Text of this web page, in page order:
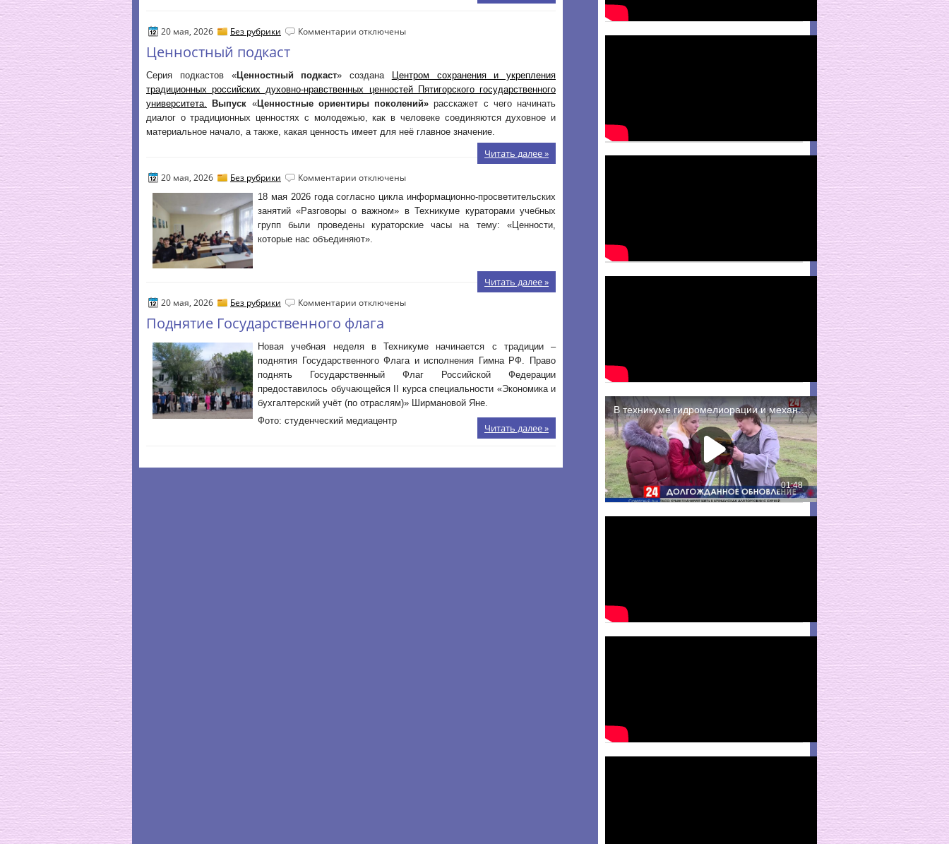
20 мая, 2026 Без рубрики Комментарии котключены
Ценностный подкаст
Серия подкастов «Ценностный подкаст» создана
Центром сохранения и укрепления
традиционных российских духовно-нравственных ценностей Пятигорского государственного
университета.
Выпуск «Ценностные ориентиры поколений»расскажет с чего начинать
диалог о традиционных ценностях с молодежью, как в человеке соединяются духовное и
материальное начало, а также, какая ценность имеет для неё главное значение.
Читать далее »
20 мая, 2026 Без рубрики Комментарии котключены
18 мая 2026 года согласно цикла информационно-просветительских
занятий «Разговоры о важном» в Техникуме кураторами учебных
групп были проведены кураторские часы на тему: «Ценности,
которые нас объединяют».
Читать далее »
20 мая, 2026 Без рубрики Комментарии к
Поднятие
Государственного
флага
отключены
Поднятие Государственного флага
Новая учебная неделя в Техникуме начинается с традиции –
поднятия Государственного Флага и исполнения Гимна РФ. Право
поднять Государственный Флаг Российской Федерации
предоставилось обучающейся II курса специальности «Экономика и
бухгалтерский учёт (по отраслям)» Ширмановой Яне.
Фото: студенческий медиацентр
Читать далее »